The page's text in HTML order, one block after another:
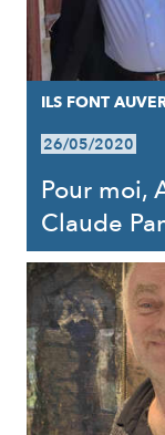
ILS FONT
26/05/2020
Pour moi,
Claude